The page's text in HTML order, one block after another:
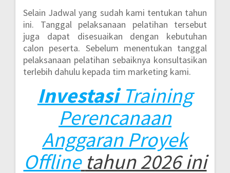
Selain Jadwal yang sudah kami tentukan tahun
ini. Tanggal pelaksanaan pelatihan tersebut
juga dapat disesuaikan dengan kebutuhan
calon peserta. Sebelum menentukan tanggal
pelaksanaan pelatihan sebaiknya konsultasikan
terlebih dahulu kepada tim marketing kami.
Investasi Training
Perencanaan
Anggaran Proyek
Offline tahun 2026 ini